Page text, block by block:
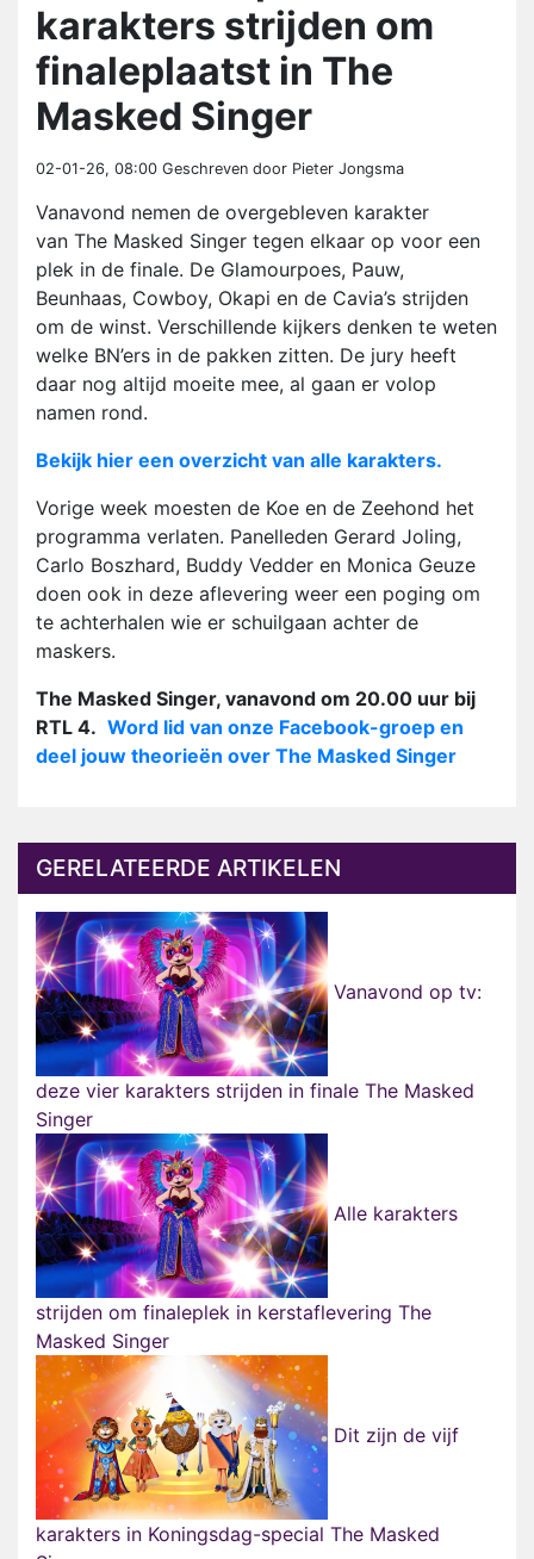
karakters strijden om
finaleplaatst in The
Masked Singer
02-01-26, 08:00 Geschreven door Pieter Jongsma
Vanavond nemen de overgebleven karakter
van The Masked Singer tegen elkaar op voor een
plek in de finale. De Glamourpoes, Pauw,
Beunhaas, Cowboy, Okapi en de Cavia’s strijden
om de winst. Verschillende kijkers denken te weten
welke BN’ers in de pakken zitten. De jury heeft
daar nog altijd moeite mee, al gaan er volop
namen rond.
Bekijk hier een overzicht van alle karakters.
Vorige week moesten de Koe en de Zeehond het
programma verlaten. Panelleden Gerard Joling,
Carlo Boszhard, Buddy Vedder en Monica Geuze
doen ook in deze aflevering weer een poging om
te achterhalen wie er schuilgaan achter de
maskers.
The Masked Singer, vanavond om 20.00 uur bij
RTL 4. Word lid van onze Facebook-groep en
deel jouw theorieën over The Masked Singer
GERELATEERDE ARTIKELEN
Vanavond op tv:
deze vier karakters strijden in finale The Masked
Singer
Alle karakters
strijden om finaleplek in kerstaflevering The
Masked Singer
Dit zijn de vijf
karakters in Koningsdag-special The Masked